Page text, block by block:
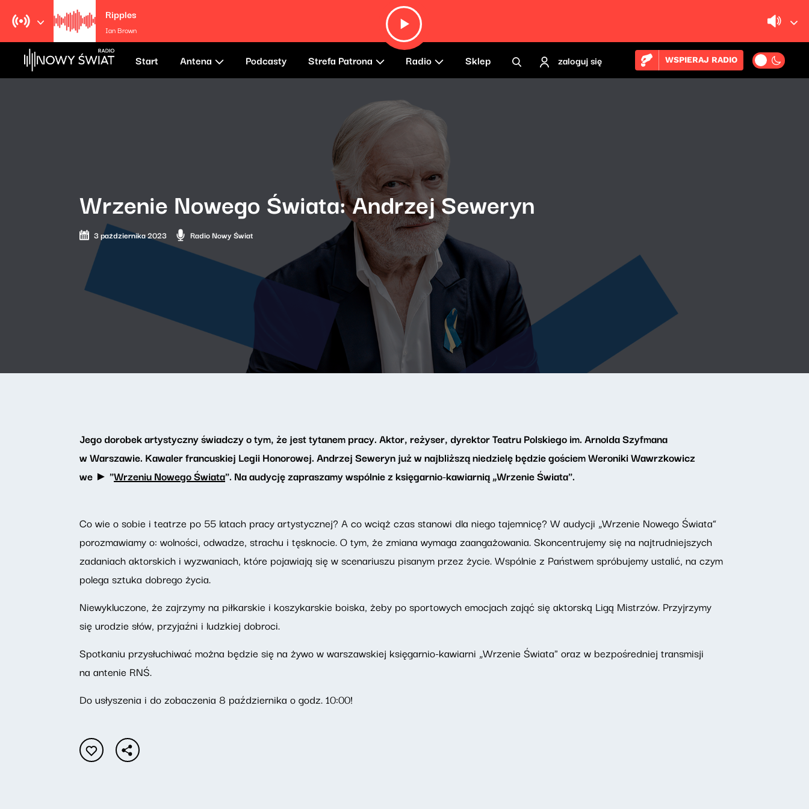
Ripples
Ian Brown
Start Antena Podcasty Strefa Patrona Radio Sklep zaloguj się WSPIERAJ RADIO
Wrzenie Nowego Świata: Andrzej Seweryn
3 października 2023 Radio Nowy Świat
Jego dorobek artystyczny świadczy o tym, że jest tytanem pracy. Aktor, reżyser, dyrektor Teatru Polskiego im. Arnolda Szyfmana
w Warszawie. Kawaler francuskiej Legii Honorowej. Andrzej Seweryn już w najbliższą niedzielę będzie gościem Weroniki Wawrzkowicz
we ► "Wrzeniu Nowego Świata". Na audycję zapraszamy wspólnie z księgarnio-kawiarnią „Wrzenie Świata".
Co wie o sobie i teatrze po 55 latach pracy artystycznej? A co wciąż czas stanowi dla niego tajemnicę? W audycji „Wrzenie Nowego Świata”
porozmawiamy o: wolności, odwadze, strachu i tęsknocie. O tym, że zmiana wymaga zaangażowania. Skoncentrujemy się na najtrudniejszych
zadaniach aktorskich i wyzwaniach, które pojawiają się w scenariuszu pisanym przez życie. Wspólnie z Państwem spróbujemy ustalić, na czym
polega sztuka dobrego życia.
Niewykluczone, że zajrzymy na piłkarskie i koszykarskie boiska, żeby po sportowych emocjach zająć się aktorską Ligą Mistrzów. Przyjrzymy
się urodzie słów, przyjaźni i ludzkiej dobroci.
Spotkaniu przysłuchiwać można będzie się na żywo w warszawskiej księgarnio-kawiarni „Wrzenie Świata" oraz w bezpośredniej transmisji
na antenie RNŚ.
Do usłyszenia i do zobaczenia 8 października o godz. 10:00!